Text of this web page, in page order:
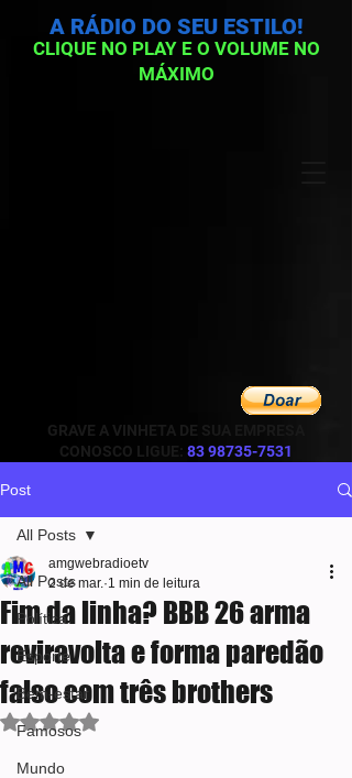
GRAVE A VINHETA DE SUA EMPRESA
CONOSCO LIGUE:
83 98735-7531
CLIQUE NO PLAY E O VOLUME NO
MÁXIMO
A RÁDIO DO SEU ESTILO!
Post
All Posts
Política
Esporte
Bem-estar
Famosos
Mundo
All Posts
Fim da linha? BBB 26 arma
reviravolta e forma paredão
falso com três brothers
amgwebradioetv
2 de mar. 1 min de leitura
Avaliado com NaN de 5 estrelas.